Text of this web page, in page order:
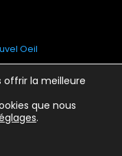
offrir la meilleure
que nous
.
cookies GDPR
Oeil